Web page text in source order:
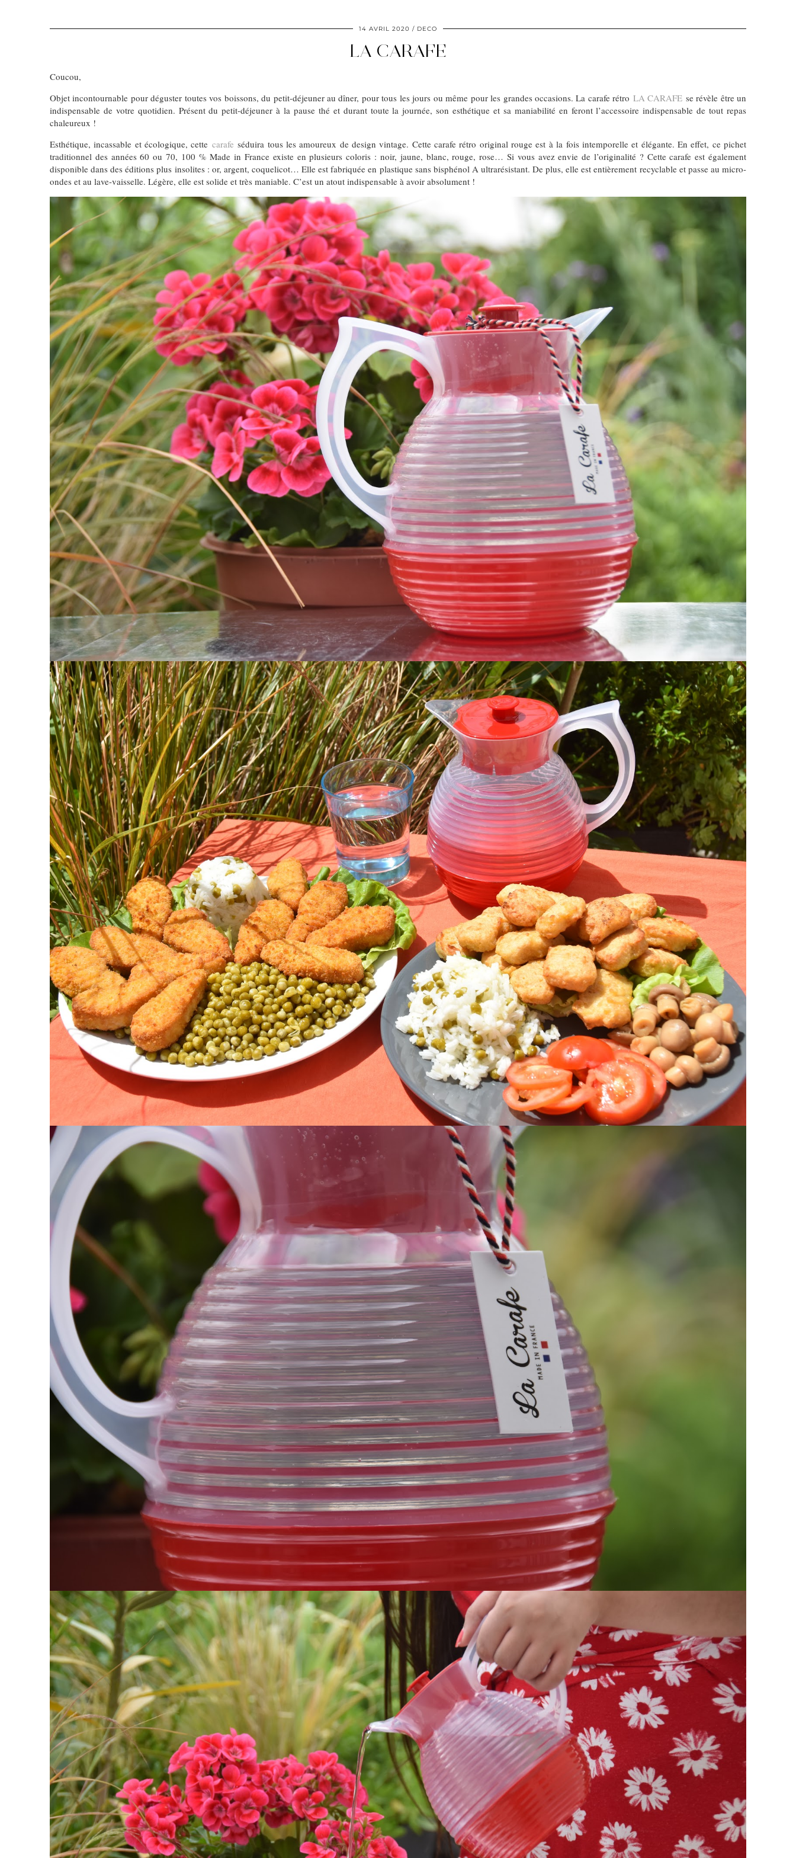
14 AVRIL 2020 DECO
LA CARAFE
Coucou,
Objet incontournable pour déguster toutes vos boissons, du petit-déjeuner au dîner, pour tous les jours ou même pour les grandes occasions. La carafe rétro LA CARAFE se révèle être un
indispensable de votre quotidien. Présent du petit-déjeuner à la pause thé et durant toute la journée, son esthétique et sa maniabilité en feront l’accessoire indispensable de tout repas
chaleureux !
Esthétique, incassable et écologique, cette carafe séduira tous les amoureux de design vintage. Cette carafe rétro original rouge est à la fois intemporelle et élégante. En effet, ce pichet
traditionnel des années 60 ou 70, 100 % Made in France existe en plusieurs coloris : noir, jaune, blanc, rouge, rose… Si vous avez envie de l’originalité ? Cette carafe est également
disponible dans des éditions plus insolites : or, argent, coquelicot… Elle est fabriquée en plastique sans bisphénol A ultrarésistant. De plus, elle est entièrement recyclable et passe au micro-
ondes et au lave-vaisselle. Légère, elle est solide et très maniable. C’est un atout indispensable à avoir absolument !